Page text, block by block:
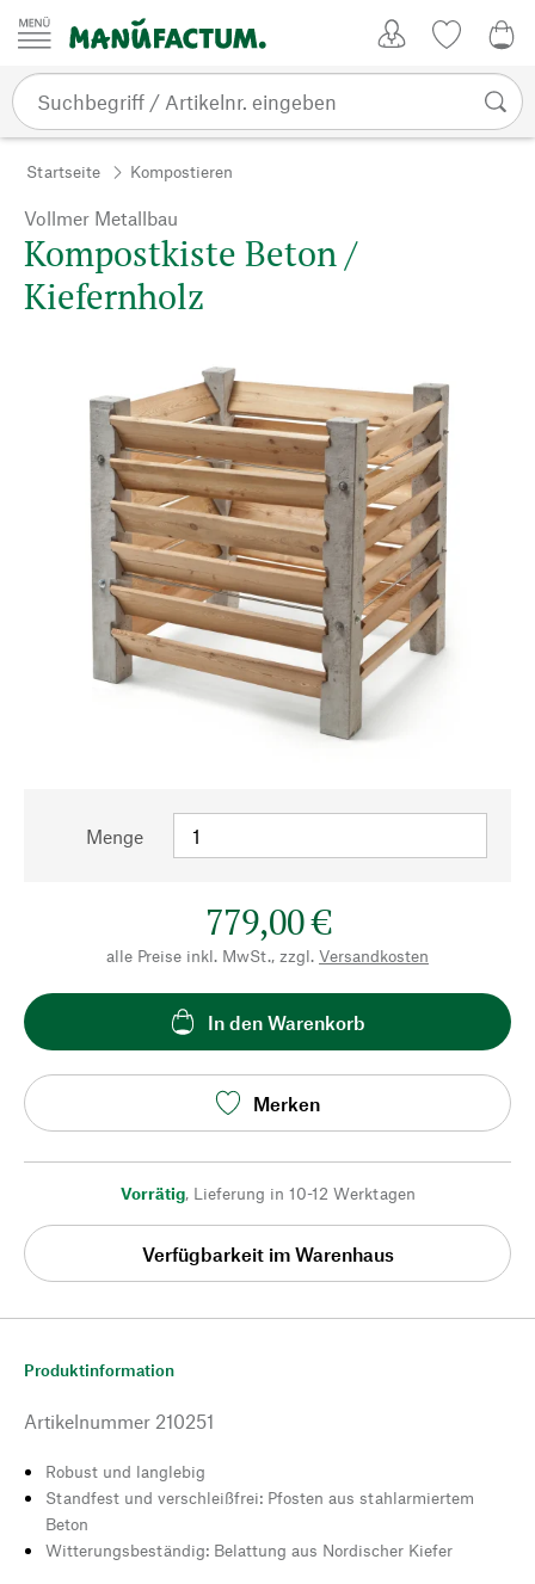
Zum Inhalt springen
Startseite Kompostieren
Vollmer Metallbau
Kompostkiste Beton /
Kiefernholz
Menge
779,00 €
alle Preise inkl. MwSt., zzgl. Versandkosten
In den Warenkorb
Merken
Vorrätig, Lieferung in 10-12 Werktagen
Verfügbarkeit im Warenhaus
Produktinformation
Artikelnummer 210251
Robust und langlebig
Standfest und verschleißfrei: Pfosten aus stahlarmiertem
Beton
Witterungsbeständig: Belattung aus Nordischer Kiefer